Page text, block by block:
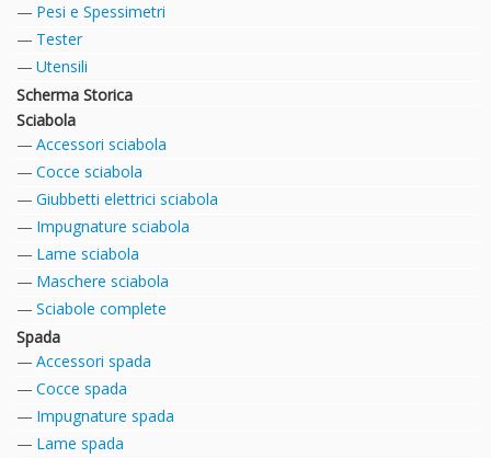
Pesi e Spessimetri
Tester
Utensili
Scherma Storica
Sciabola
Accessori sciabola
Cocce sciabola
Giubbetti elettrici sciabola
Impugnature sciabola
Lame sciabola
Maschere sciabola
Sciabole complete
Spada
Accessori spada
Cocce spada
Impugnature spada
Lame spada